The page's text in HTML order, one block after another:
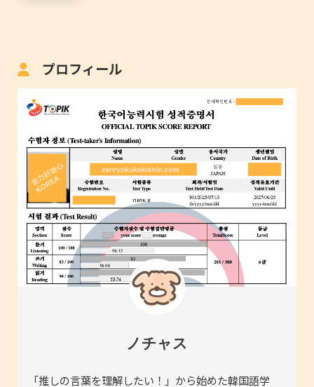
プロフィール
ノチャス
「推しの言葉を理解したい！」から始めた韓国語学